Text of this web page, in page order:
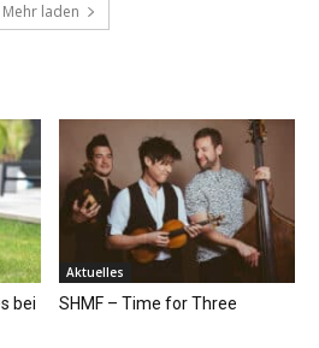
Mehr laden
bei
Aktuelles
SHMF – Time for Three